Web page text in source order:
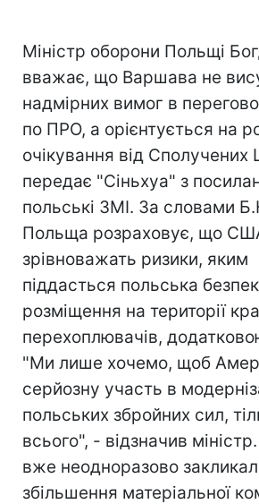
Міністр оборони Польщі
вважає, що Варшава не
надмірних вимог в
по ПРО, а орієнтується на
очікування від Сполучених
передає "Сіньхуа" з
польські ЗМІ. За словами
Польща розраховує, що
зрівноважать ризики, яким
піддасться польська
розміщення на території
перехоплювачів,
"Ми лише хочемо, щоб
серйозну участь в
польських збройних сил,
всього", - відзначив
вже неодноразово
збільшення матеріальної